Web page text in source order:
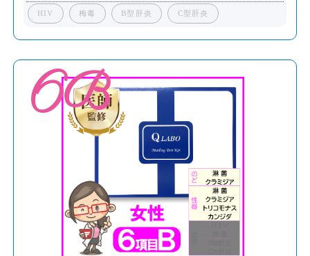
HIV 梅毒 B型肝炎 C型肝炎
6B